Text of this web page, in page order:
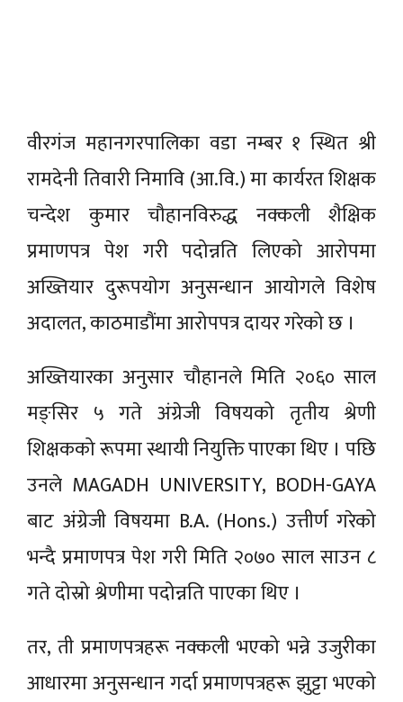
वीरगंज महानगरपालिका वडा नम्बर १ स्थित श्री
रामदेनी तिवारी निमावि (आ.वि.) मा कार्यरत शिक्षक
चन्देश कुमार चौहानविरुद्ध नक्कली शैक्षिक
प्रमाणपत्र पेश गरी पदोन्नति लिएको आरोपमा
अख्तियार दुरूपयाेग अनुसन्धान आयाेगले विशेष
अदालत, काठमाडौंमा आरोपपत्र दायर गरेको छ ।
अख्तियारका अनुसार चौहानले मिति २०६० साल
मङ्सिर ५ गते अंग्रेजी विषयको तृतीय श्रेणी
शिक्षकको रूपमा स्थायी नियुक्ति पाएका थिए । पछि
उनले MAGADH UNIVERSITY, BODH-GAYA
बाट अंग्रेजी विषयमा B.A. (Hons.) उत्तीर्ण गरेको
भन्दै प्रमाणपत्र पेश गरी मिति २०७० साल साउन ८
गते दोस्रो श्रेणीमा पदोन्नति पाएका थिए ।
तर, ती प्रमाणपत्रहरू नक्कली भएको भन्ने उजुरीका
आधारमा अनुसन्धान गर्दा प्रमाणपत्रहरू झुट्टा भएको